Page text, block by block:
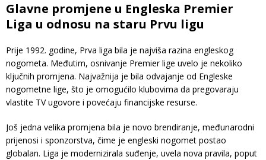
Glavne promjene u Engleska Premier
Liga u odnosu na staru Prvu ligu
Prije 1992. godine, Prva liga bila je najviša razina engleskog
nogometa. Međutim, osnivanje Premier lige uvelo je nekoliko
ključnih promjena. Najvažnija je bila odvajanje od Engleske
nogometne lige, što je omogućilo klubovima da pregovaraju
vlastite TV ugovore i povećaju financijske resurse.
Još jedna velika promjena bila je novo brendiranje, međunarodni
prijenosi i sponzorstva, čime je engleski nogomet postao
globalan. Liga je modernizirala suđenje, uvela nova pravila, poput